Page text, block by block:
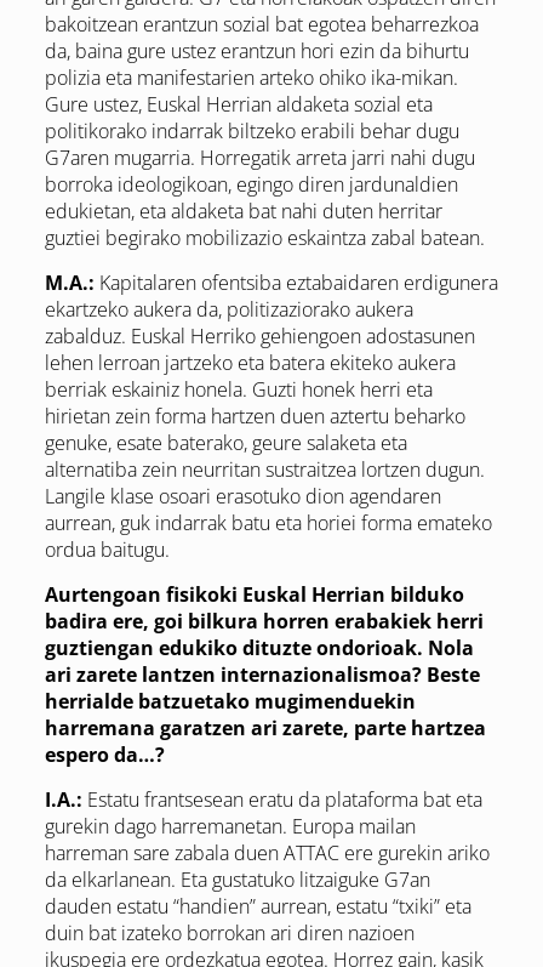
bakoitzean erantzun sozial bat egotea beharrezkoa
da, baina gure ustez erantzun hori ezin da bihurtu
polizia eta manifestarien arteko ohiko ika-mikan.
Gure ustez, Euskal Herrian aldaketa sozial eta
politikorako indarrak biltzeko erabili behar dugu
G7aren mugarria. Horregatik arreta jarri nahi dugu
borroka ideologikoan, egingo diren jardunaldien
edukietan, eta aldaketa bat nahi duten herritar
guztiei begirako mobilizazio eskaintza zabal batean.
M.A.: Kapitalaren ofentsiba eztabaidaren erdigunera
ekartzeko aukera da, politizaziorako aukera
zabalduz. Euskal Herriko gehiengoen adostasunen
lehen lerroan jartzeko eta batera ekiteko aukera
berriak eskainiz honela. Guzti honek herri eta
hirietan zein forma hartzen duen aztertu beharko
genuke, esate baterako, geure salaketa eta
alternatiba zein neurritan sustraitzea lortzen dugun.
Langile klase osoari erasotuko dion agendaren
aurrean, guk indarrak batu eta horiei forma emateko
ordua baitugu.
Aurtengoan fisikoki Euskal Herrian bilduko
badira ere, goi bilkura horren erabakiek herri
guztiengan edukiko dituzte ondorioak. Nola
ari zarete lantzen internazionalismoa? Beste
herrialde batzuetako mugimenduekin
harremana garatzen ari zarete, parte hartzea
espero da…?
I.A.: Estatu frantsesean eratu da plataforma bat eta
gurekin dago harremanetan. Europa mailan
harreman sare zabala duen ATTAC ere gurekin ariko
da elkarlanean. Eta gustatuko litzaiguke G7an
dauden estatu “handien” aurrean, estatu “txiki” eta
duin bat izateko borrokan ari diren nazioen
ikuspegia ere ordezkatua egotea. Horrez gain, kasik